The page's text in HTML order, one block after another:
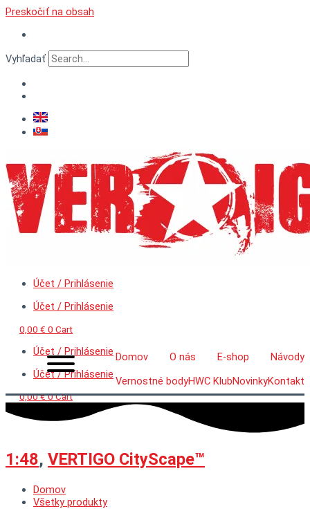
Preskočiť na obsah
Vyhľadať
Účet / Prihlásenie
Účet / Prihlásenie
0,00 € 0 Cart
Domov O nás E-shop
Návody
Vernostné bodyHWC KlubNovinkyKontakt
O
E-
NÁVODY
VERNOSTNÉ
HWC
KLUB
NOVINKY
KONTAKT
Účet / Prihlásenie
Účet / Prihlásenie
0,00€0Cart
1:48, VERTIGO CityScape™
Domov
Všetky produkty